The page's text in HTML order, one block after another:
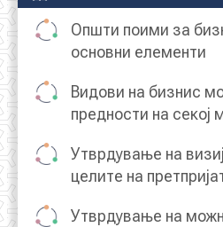
Општи поими за
основни елементи
Видови на бизнис
предности на секој
Утврдување на
целите на
Утврдување на